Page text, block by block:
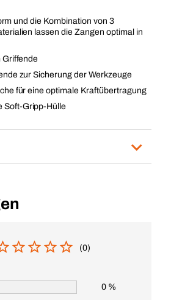
und die Kombination von 3
lassen die Zangen optimal in
zur Sicherung der Werkzeuge
für eine optimale Kraftübertragung
Soft-Gripp-Hülle
(0)
0 %